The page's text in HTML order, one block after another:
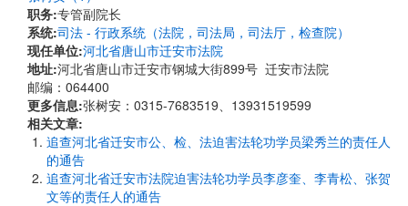
职务:专管副院长
系统:司法 - 行政系统（法院，司法局，司法厅，检查院）
现任单位:河北省唐山市迁安市法院
地址:河北省唐山市迁安市钢城大街899号 迁安市法院
邮编：064400
更多信息:张树安：0315-7683519、13931519599
相关文章:
追查河北省迁安市公、检、法迫害法轮功学员梁秀兰的责任人
的通告
追查河北省迁安市法院迫害法轮功学员李彦奎、李青松、张贺
文等的责任人的通告